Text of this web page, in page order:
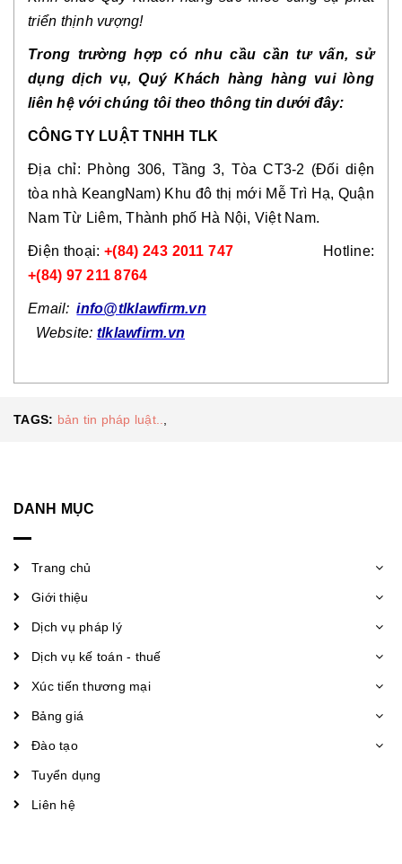
triển thịnh vượng!
Trong trường hợp có nhu cầu cần tư vấn, sử
dụng dịch vụ, Quý Khách hàng hàng vui lòng
liên hệ với chúng tôi theo thông tin dưới đây:
CÔNG TY LUẬT TNHH TLK
Địa chỉ: Phòng 306, Tầng 3, Tòa CT3-2 (Đối diện
tòa nhà KeangNam) Khu đô thị mới Mễ Trì Hạ, Quận
Nam Từ Liêm, Thành phố Hà Nội, Việt Nam.
Điện thoại:+(84) 243 2011 747 Hotline:
+(84) 97 211 8764
Email:info@tlklawfirm.vn
Website: tlklawfirm.vn
TAGS: bản tin pháp luật..
DANH MỤC
Trang chủ
Giới thiệu
Dịch vụ pháp lý
Dịch vụ kế toán - thuế
Xúc tiến thương mại
Bảng giá
Đào tạo
Tuyển dụng
Liên hệ